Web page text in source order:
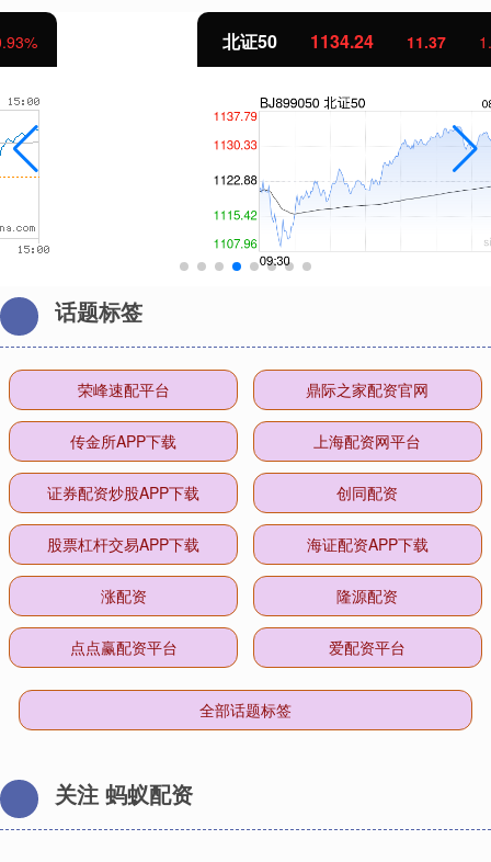
1134.24 11.37 1.01%
话题标签
荣峰速配平台 鼎际之家配资官网
传金所APP下载 上海配资网平台
证券配资炒股APP下载 创同配资
股票杠杆交易APP下载 海证配资APP下载
涨配资 隆源配资
点点赢配资平台 爱配资平台
全部话题标签
关注 蚂蚁配资